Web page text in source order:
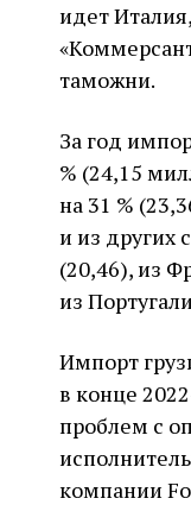
идет
таможни.
За год
% (24,15
на 31 %
и из других
(20,46), из
из
Импорт
в конце
проблем с
компании